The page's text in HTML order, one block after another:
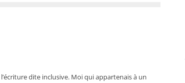
dite inclusive. Moi qui appartenais à un